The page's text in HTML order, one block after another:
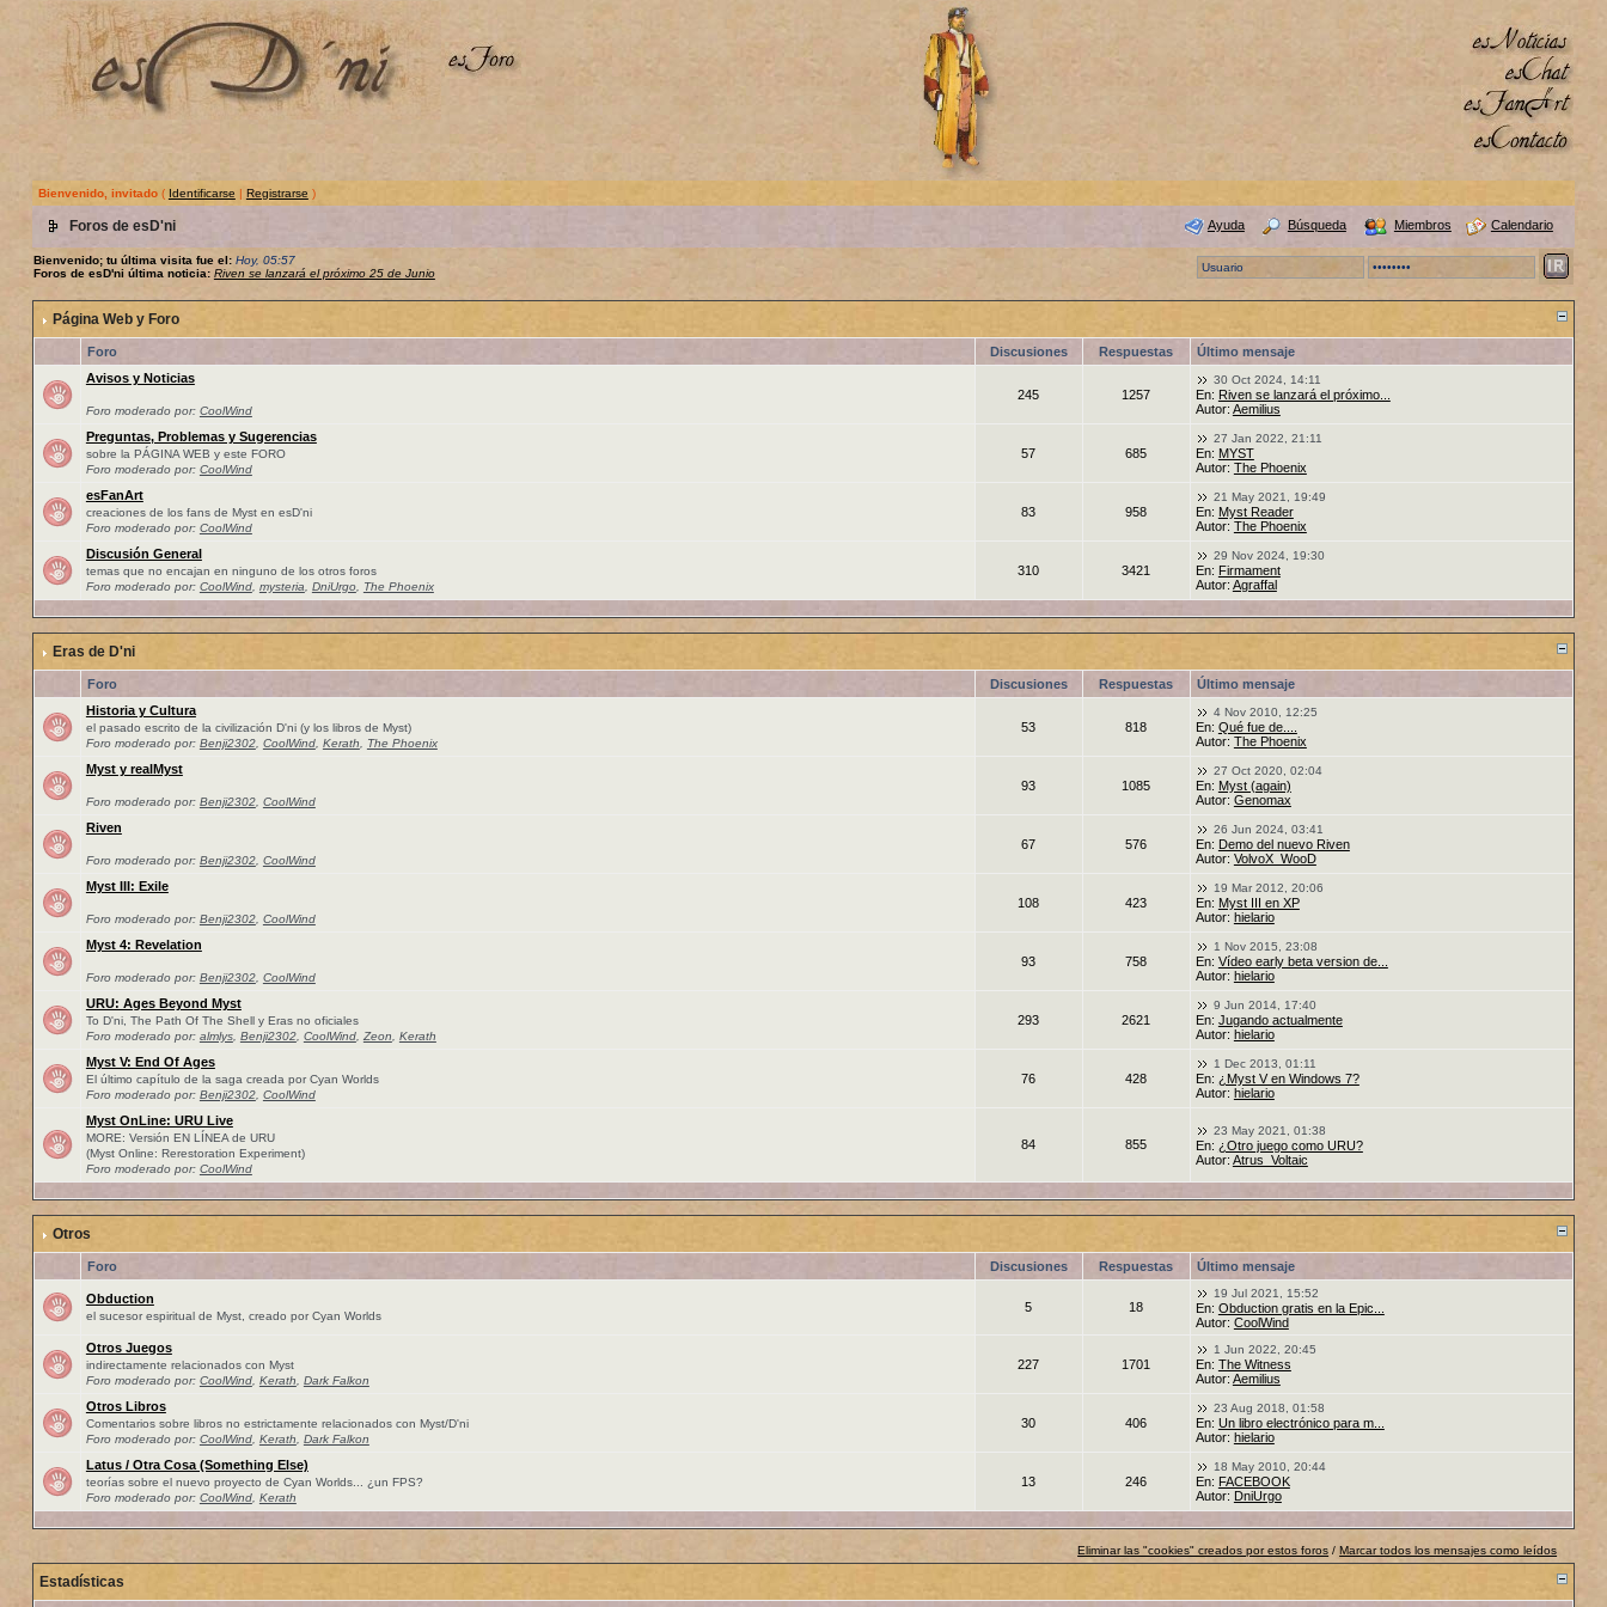
Bienvenido, invitado( Identificarse | Registrarse )
Foros de esD'ni Ayuda Búsqueda Miembros Calendario
Bienvenido; tu última visita fue el: Hoy, 05:57
Foros de esD'ni última noticia: Riven se lanzará el próximo 25 de Junio
Página Web y Foro
Foro Discusiones Respuestas
Último mensaje
Avisos y Noticias
Foro moderado por: CoolWind
245 1257
30 Oct 2024, 14:11
En: Riven se lanzará el próximo...
Autor: Aemilius
Preguntas, Problemas y Sugerencias
sobre la PÁGINA WEB y este FORO
Foro moderado por: CoolWind
57 685
27 Jan 2022, 21:11
En: MYST
Autor: The Phoenix
esFanArt
creaciones de los fans de Myst en esD'ni
Foro moderado por: CoolWind
83 958
21 May 2021, 19:49
En: Myst Reader
Autor: The Phoenix
Discusión General
temas que no encajan en ninguno de los otros foros
Foro moderado por: CoolWind, mysteria DniUrgo, The Phoenix
310 3421
29 Nov 2024, 19:30
En: Firmament
Autor: Agraffal
Eras de D'ni
Foro Discusiones Respuestas
Último mensaje
Historia y Cultura
el pasado escrito de la civilización D'ni (y los libros de Myst)
Foro moderado por: Benji2302, CoolWind, Kerath The Phoenix
53 818
4 Nov 2010, 12:25
En: Qué fue de....
Autor: The Phoenix
Myst y realMyst
Foro moderado por: Benji2302, CoolWind
93 1085
27 Oct 2020, 02:04
En: Myst (again)
Autor: Genomax
Riven
Foro moderado por: Benji2302, CoolWind
67 576
26 Jun 2024, 03:41
En: Demo del nuevo Riven
Autor: VolvoX_WooD
Myst III: Exile
Foro moderado por: Benji2302, CoolWind
108 423
19 Mar 2012, 20:06
En: Myst III en XP
Autor: hielario
Myst 4: Revelation
Foro moderado por: Benji2302, CoolWind
93 758
1 Nov 2015, 23:08
En: Vídeo early beta version de...
Autor: hielario
URU: Ages Beyond Myst
To D'ni, The Path Of The Shell y Eras no oficiales
Foro moderado por: almlys, Benji2302, CoolWind, Zeon Kerath
293 2621
9 Jun 2014, 17:40
En: Jugando actualmente
Autor: hielario
Myst V: End Of Ages
El último capítulo de la saga creada por Cyan Worlds
Foro moderado por: Benji2302, CoolWind
76 428
1 Dec 2013, 01:11
En: ¿Myst V en Windows 7?
Autor: hielario
Myst OnLine: URU Live
MORE: Versión EN LÍNEA de URU
(Myst Online: Rerestoration Experiment)
Foro moderado por: CoolWind
84 855
23 May 2021, 01:38
En: ¿Otro juego como URU?
Autor: Atrus_Voltaic
Otros
Foro Discusiones Respuestas Último mensaje
Obduction
el sucesor espiritual de Myst, creado por Cyan Worlds
5 18
19 Jul 2021, 15:52
En: Obduction gratis en la Epic...
Autor: CoolWind
Otros Juegos
indirectamente relacionados con Myst
Foro moderado por: CoolWind, Kerath Dark Falkon
227 1701
1 Jun 2022, 20:45
En: The Witness
Autor: Aemilius
Otros Libros
Comentarios sobre libros no estrictamente relacionados con Myst/D'ni
Foro moderado por: CoolWind, Kerath Dark Falkon
30 406
23 Aug 2018, 01:58
En: Un libro electrónico para m...
Autor: hielario
Latus / Otra Cosa (Something Else)
teorías sobre el nuevo proyecto de Cyan Worlds... ¿un FPS?
Foro moderado por: CoolWind, Kerath
13 246
18 May 2010, 20:44
En: FACEBOOK
Autor: DniUrgo
Eliminar las "cookies" creados por estos foros /Marcar todos los mensajes como leídos
Estadísticas